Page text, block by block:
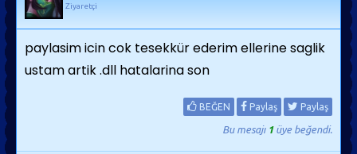
Ziyaretçi
paylasim icin cok tesekkür ederim ellerine saglik
ustam artik .dll hatalarina son
BEĞEN Paylaş Paylaş
Bu mesajı 1üye beğendi.